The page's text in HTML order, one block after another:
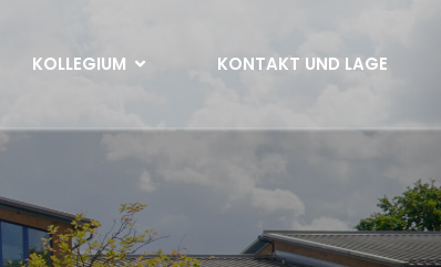
KOLLEGIUM KONTAKT UND LAGE